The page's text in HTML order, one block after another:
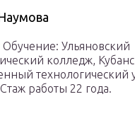
Ульяновский
колледж,
технологический
работы 22 года.